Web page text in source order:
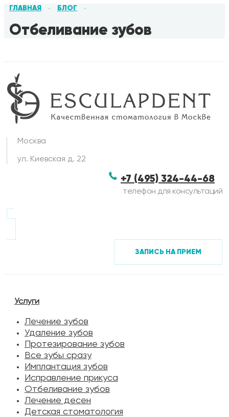
ГЛАВНАЯ • БЛОГ •
Отбеливание зубов
Москва
ул. Киевская д. 22
+7 (495) 324-44-68
телефон для консультаций
ЗАПИСЬ НА ПРИЕМ
Услуги
Лечение зубов
Удаление зубов
Протезирование зубов
Все зубы сразу
Имплантация зубов
Исправление прикуса
Отбеливание зубов
Лечение десен
Детская стоматология